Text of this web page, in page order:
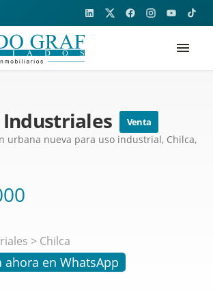
menu
Venta
urbana nueva para uso industrial, Chilca,
> Chilca
👋 chatea ahora en WhatsApp